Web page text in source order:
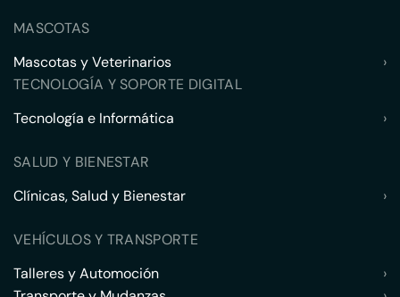
MASCOTAS
Mascotas y Veterinarios
›
TECNOLOGÍA Y SOPORTE DIGITAL
Tecnología e Informática
›
SALUD Y BIENESTAR
Clínicas, Salud y Bienestar
›
VEHÍCULOS Y TRANSPORTE
Talleres y Automoción
›